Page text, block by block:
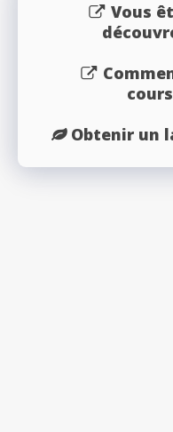
Vous
Obtenir un